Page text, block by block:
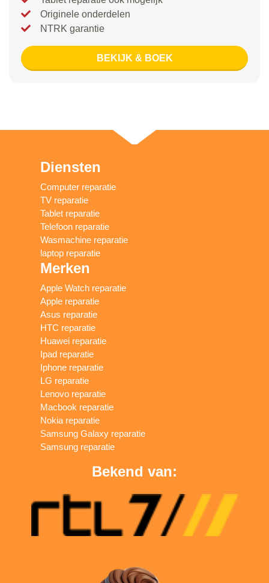
Originele onderdelen
NTRK garantie
BEKIJK & BOEK
Diensten
Computer reparatie
TV reparatie
Tablet reparatie
Telefoon reparatie
Wasmachine reparatie
laptop reparatie
Merken
Apple Watch reparatie
Apple reparatie
Asus reparatie
HTC reparatie
Huawei reparatie
Ipad reparatie
Iphone reparatie
LG reparatie
Lenovo reparatie
Macbook reparatie
Nokia reparatie
Samsung Galaxy reparatie
Samsung reparatie
Bekend van: